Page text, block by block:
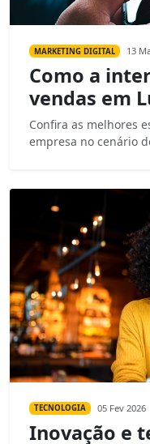
MARKETING DIGITAL 13
Como a
vendas em
Confira as melhores
empresa no cenário
TECNOLOGIA 05 Fev 2026
Inovação e